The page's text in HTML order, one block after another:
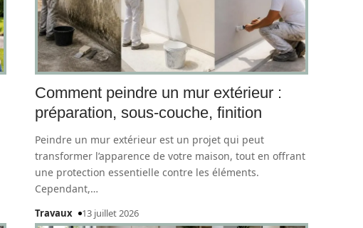
Comment peindre un mur extérieur :
préparation, sous-couche, finition
Peindre un mur extérieur est un projet qui peut
transformer l’apparence de votre maison, tout en offrant
une protection essentielle contre les éléments.
Cependant,…
Travaux 13 juillet 2026